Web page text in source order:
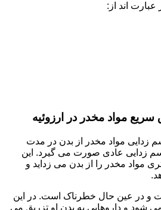
اند از:
مواد مخدر در ارزوئیه
مواد مخدر از بدن در مدت
زدایی عادی صورت می گیرد. این
مواد مخدر را از بدن می زداید و
و در عین حال خطرناک است. در این
شود و داروهایی به بدن او تزریق می